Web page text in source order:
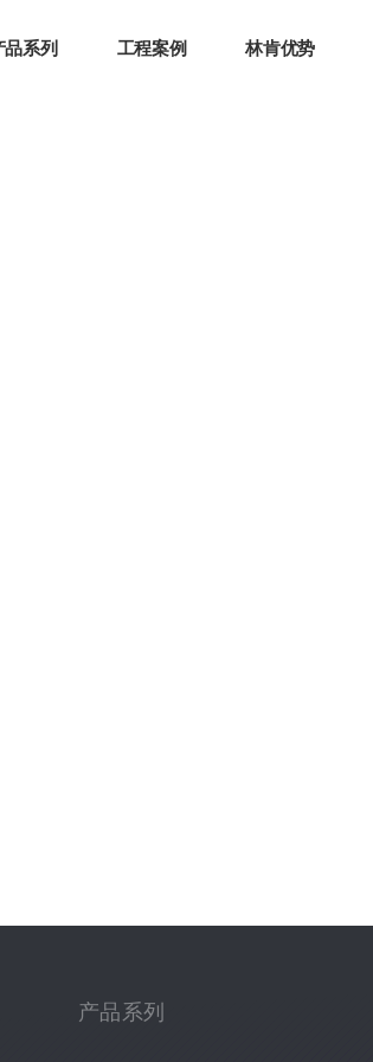
品系列 工程案例 林肯优势
产品系列